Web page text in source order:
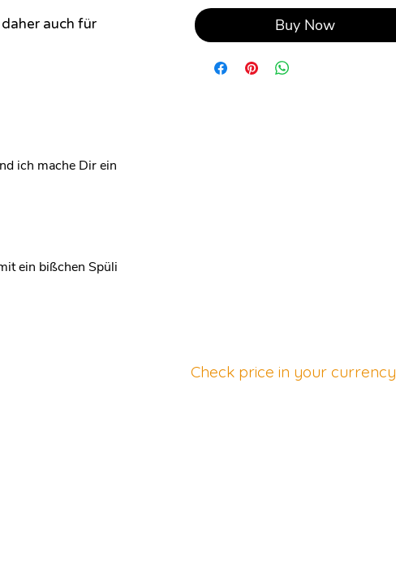
auch für
ich mache Dir ein
ein bißchen Spüli
Buy Now
Check price in your currency